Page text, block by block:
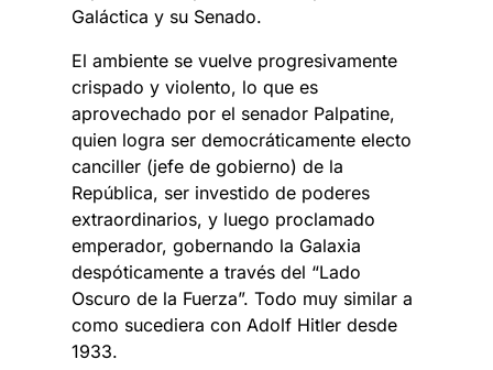
Galáctica y su Senado.
El ambiente se vuelve progresivamente
crispado y violento, lo que es
aprovechado por el senador Palpatine,
quien logra ser democráticamente electo
canciller (jefe de gobierno) de la
República, ser investido de poderes
extraordinarios, y luego proclamado
emperador, gobernando la Galaxia
despóticamente a través del “Lado
Oscuro de la Fuerza”. Todo muy similar a
como sucediera con Adolf Hitler desde
1933.